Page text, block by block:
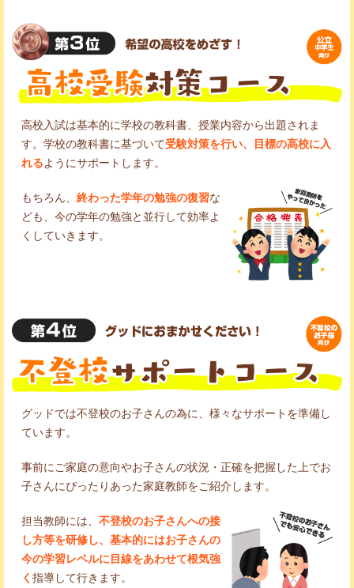
高校入試は基本的に学校の教科書、授業内容から出題されま
す。学校の教科書に基づいて受験対策を行い、目標の高校に入
れるようにサポートします。
もちろん、 終わった学年の勉強の復習な
ども、今の学年の勉強と並行して効率よ
くしていきます。
グッドでは不登校のお子さんの為に、様々なサポートを準備し
ています。
事前にご家庭の意向やお子さんの状況・正確を把握した上でお
子さんにぴったりあった家庭教師をご紹介します。
担当教師には、 不登校のお子さんへの接
し方等を研修し、基本的にはお子さんの
今の学習レベルに目線をあわせて根気強
く 指導して行きます。